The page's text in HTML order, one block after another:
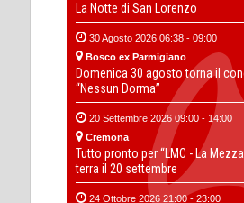
La Notte di San Lorenzo
30 Agosto 2026 06:38 - 09:00
Bosco ex Parmigiano
Domenica 30 agosto torna il
“Nessun Dorma”
20 Settembre 2026 09:00 - 14:00
Cremona
Tutto pronto per “LMC - La
terra il 20 settembre
24 Ottobre 2026 21:00 - 23:00